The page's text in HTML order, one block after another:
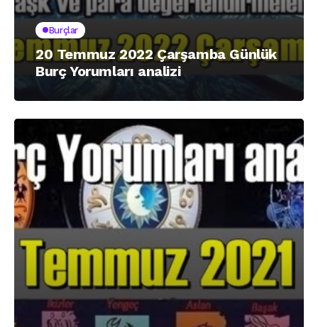
Burçlar
20 Temmuz 2022 Çarşamba Günlük
Burç Yorumları analizi